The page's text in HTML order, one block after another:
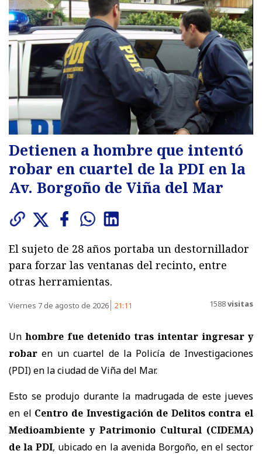
Detienen a hombre que intentó
robar en cuartel de la PDI en la
Av. Borgoño de Viña del Mar
El sujeto de 28 años portaba un destornillador
para forzar las ventanas del recinto, entre
otras herramientas.
Viernes 7 de agosto de 2026 21:11 1588visitas
Un hombre fue detenido tras intentar ingresar y
robar en un cuartel de la Policía de Investigaciones
(PDI) en la ciudad de Viña del Mar.
Esto se produjo durante la madrugada de este jueves
en el Centro de Investigación de Delitos contra el
Medioambiente y Patrimonio Cultural (CIDEMA)
de la PDI, ubicado en la avenida Borgoño, en el sector